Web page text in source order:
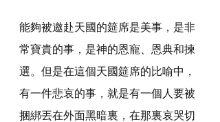
能夠被邀赴天國的筵席是美事，是非
常寶貴的事，是神的恩寵、恩典和揀
選。但是在這個天國筵席的比喻中，
有一件悲哀的事，就是有一個人要被
捆綁丟在外面黑暗裏，在那裏哀哭切